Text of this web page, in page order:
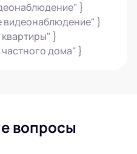
}
}
}
дома" }
вопросы